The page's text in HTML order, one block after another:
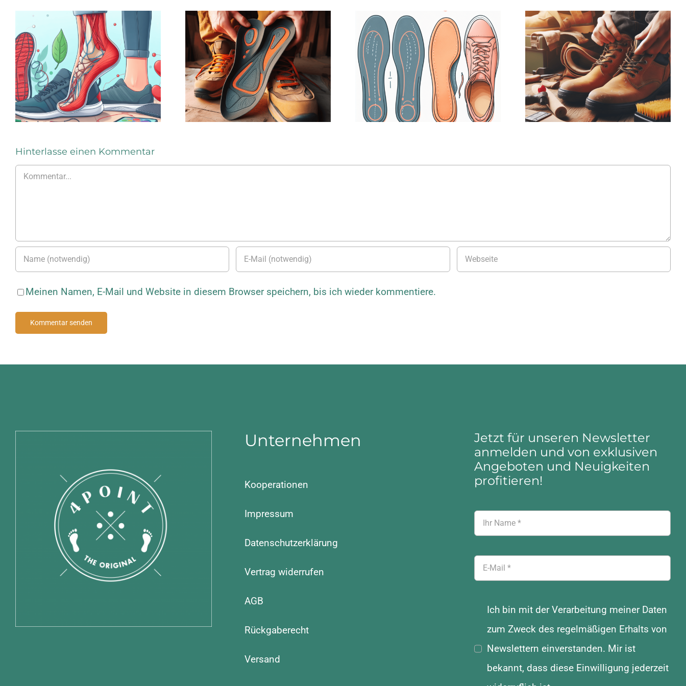
Die Vorzüge
einer
sensomotorischen
Einlage
Mediale
Stärkung des
Fuß-
Längsgewölbes
durch Einlagen
im
Arbeitsschuh?
Unterschied
zwischen
herkömmlichen
Einlagen und
4Point Einlagen
Gelesen: „Tipps
& Tricks für die
Pflege von
Sicherheitsschuhen“
Hinterlasse einen Kommentar
Kommentar
Meinen Namen, E-Mail und Website in diesem Browser speichern, bis ich wieder kommentiere.
Unternehmen
Kooperationen
Impressum
Datenschutzerklärung
Vertrag widerrufen
AGB
Rückgaberecht
Versand
Jetzt für unseren Newsletter
anmelden und von exklusiven
Angeboten und Neuigkeiten
profitieren!
Ich bin mit der Verarbeitung meiner Daten
zum Zweck des regelmäßigen Erhalts von
Newslettern einverstanden. Mir ist
bekannt, dass diese Einwilligung jederzeit